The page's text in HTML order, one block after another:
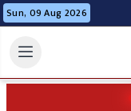
Sun, 09 Aug 2026